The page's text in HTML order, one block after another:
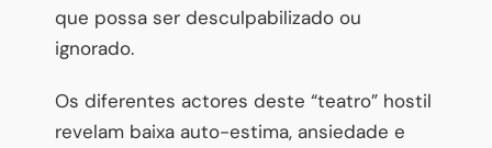
que possa ser desculpabilizado ou
ignorado.
Os diferentes actores deste “teatro” hostil
revelam baixa auto-estima, ansiedade e